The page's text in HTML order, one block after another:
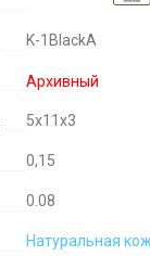
K-1BlackA
Архивный
5x11x3
0,15
0.08
Натуральная